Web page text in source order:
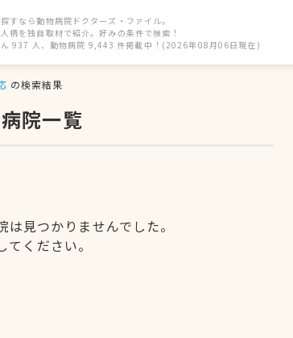
すなら動物病院ドクターズ・ファイル。
柄を独自取材で紹介。好みの条件で検索！
ん 937 人、動物病院 9,443 件掲載中！(2026年08月06日現在)
の検索結果
院一覧
見つかりませんでした。
ください。